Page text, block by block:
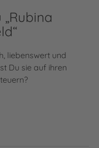
liebenswert und
Du sie auf ihren